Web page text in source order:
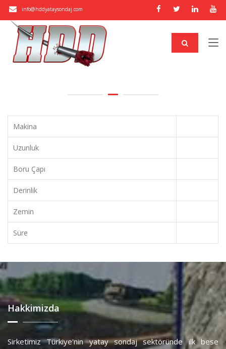
info@hddyataysondaj.com
Makina
Uzunluk
Boru Çapı
Derinlik
Zemin
Süre
Hakkimizda
Sirketimiz Türkiye'nin yatay sondaj sektöründe ilk bese